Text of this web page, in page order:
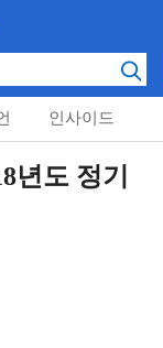
인사이드
년도 정기